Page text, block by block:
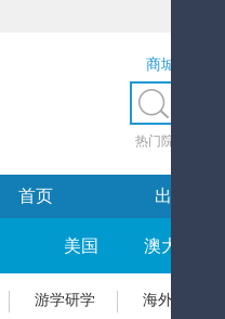
商城服务
热门院校
首页 出国留学
美国 澳大利亚
游学研学 海外置业